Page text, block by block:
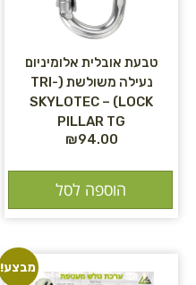
טבעת אובלית אלומיניום
נעילה משולשת (TRI-
LOCK) – SKYLOTEC
PILLAR TG
₪94.00
הוספה לסל
מבצע!